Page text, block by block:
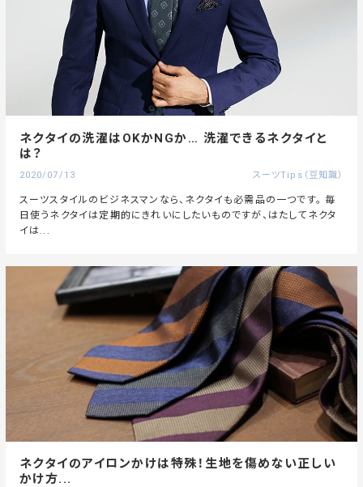
ネクタイの洗濯はOKかNGか… 洗濯できるネクタイと
は？
2020/07/13 スーツTips（豆知識）
スーツスタイルのビジネスマンなら、ネクタイも必需品の一つです。 毎
日使うネクタイは定期的にきれいにしたいものですが、はたしてネクタ
イは...
ネクタイのアイロンかけは特殊！生地を傷めない正しい
かけ方...